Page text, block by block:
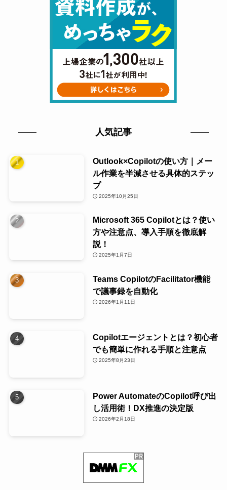
人気記事
Outlook×Copilotの使い方｜メー
ル作業を半減させる具体的ステッ
プ
2025年10月25日
Microsoft 365 Copilotとは？使い
方や注意点、導入手順を徹底解
説！
2025年1月7日
Teams CopilotのFacilitator機能
で議事録を自動化
2026年1月11日
Copilotエージェントとは？初心者
でも簡単に作れる手順と注意点
2025年8月23日
Power AutomateのCopilot呼び出
し活用術！DX推進の決定版
2026年2月18日